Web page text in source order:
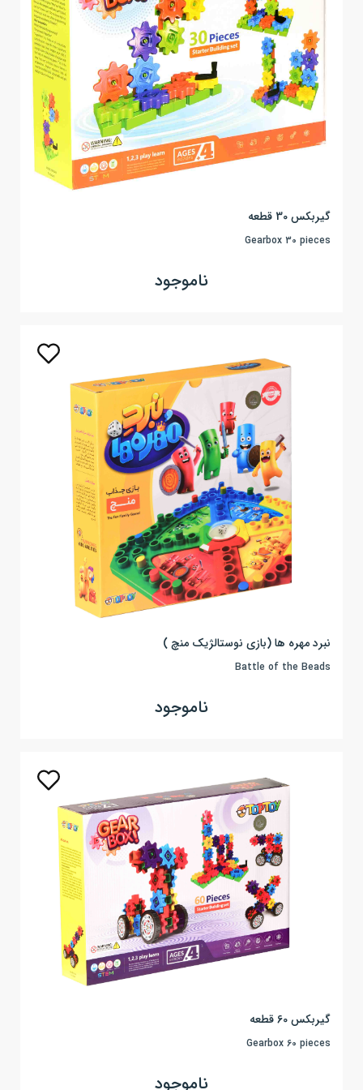
گیربکس 30 قطعه
Gearbox 30 pieces
ناموجود
نبرد مهره ها (بازی نوستالژیک منچ )
Battle of the Beads
ناموجود
گیربکس 60 قطعه
Gearbox 60 pieces
ناموجود